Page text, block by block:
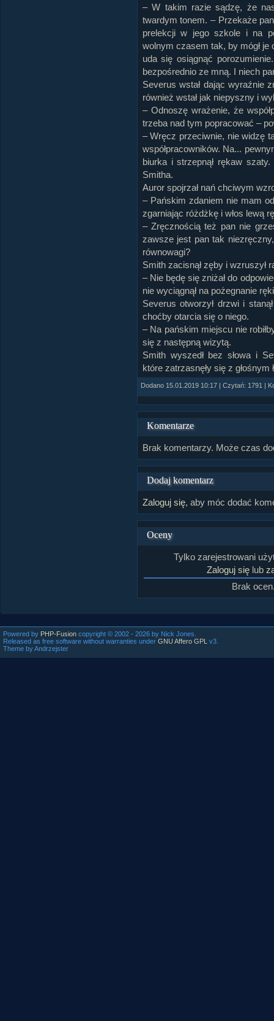
– W takim razie sądzę, że
twardym tonem. – Przekaże
prelekcji w jego szkole i na
wolnym czasem tak, by mógł je
uda się osiągnąć
bezpośrednio ze mną. I niech
Severus wstał dając wyraźnie
również wstał jak niepyszny i
– Odnoszę wrażenie, że
trzeba nad tym popracować –
– Wręcz przeciwnie, nie widzę
współpracowników. Na...
biurka i strzepnął rękaw
Smitha.
Auror spojrzał nań chciwym
– Pańskim zdaniem nie mam
zgarniając różdżkę i włos lewą
– Zręcznością też pan nie
zawsze jest pan tak
równowagi?
Smith zacisnął zęby i wzruszył
– Nie będę się zniżał do
nie wyciągnął na pożegnanie
Severus otworzył drzwi i
choćby otarcia się o niego.
– Na pańskim miejscu nie
się z następną wizytą.
Smith wyszedł bez słowa i
które zatrzasnęły się z głośnym
Dodano 15.01.2019 10:17 | Czytań: 1791 |
Komentarze
Brak komentarzy. Może czas
Dodaj komentarz
Zaloguj się, aby móc dodać
Oceny
Tylko zarejestrowani
Zaloguj się lub
Brak
Powered by PHP-Fusion copyright © 2002 - 2026 by Nick Jones.
Released as free software without warranties under GNU Affero GPL v3.
Theme by Andrzejster